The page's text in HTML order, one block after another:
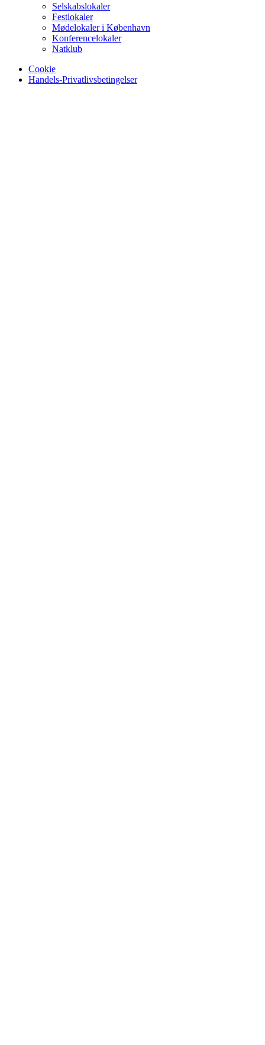
Selskabslokaler
Festlokaler
Mødelokaler i København
Konferencelokaler
Natklub
Cookie
Handels-Privatlivsbetingelser